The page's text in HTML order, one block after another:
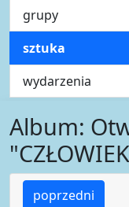
grupy
sztuka
wydarzenia
Album:
poprzedni